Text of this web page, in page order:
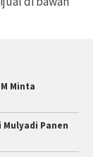
Minta
Panen